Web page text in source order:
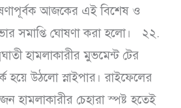
আজকের এই বিশেষ ও
সমাপ্তি ঘোষণা করা হলো। ২২.
হামলাকারীর মুভমেন্ট টের
হয়ে উঠলো স্নাইপার। রাইফেলের
হামলাকারীর চেহারা স্পষ্ট হতেই